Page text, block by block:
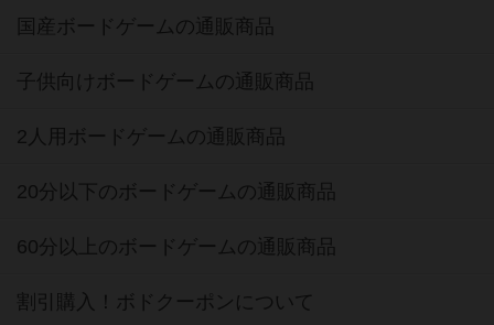
国産ボードゲームの通販商品
子供向けボードゲームの通販商品
2人用ボードゲームの通販商品
20分以下のボードゲームの通販商品
60分以上のボードゲームの通販商品
割引購入！ボドクーポンについて